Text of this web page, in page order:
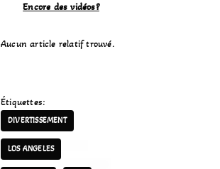
Encore des vidéos?
Aucun article relatif trouvé.
Étiquettes:
DIVERTISSEMENT
LOS ANGELES